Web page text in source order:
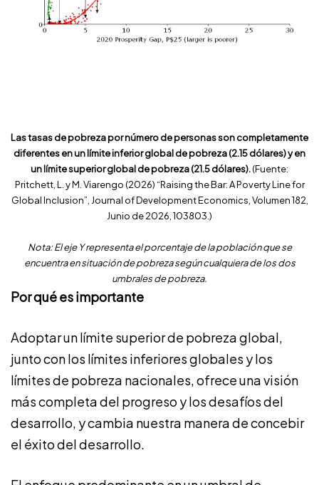
Las tasas de pobreza por número de personas son completamente
diferentes en un límite inferior global de pobreza (2.15 dólares) y en
un límite superior global de pobreza (21.5 dólares).(Fuente:
Pritchett, L. y M. Viarengo (2026) “Raising the Bar: A Poverty Line for
Global Inclusion”, Journal of Development Economics, Volumen 182,
Junio de 2026, 103803.)
Nota: El eje Y representa el porcentaje de la población que se
encuentra en situación de pobreza según cualquiera de los dos
umbrales de pobreza.
Por qué es importante
Adoptar un límite superior de pobreza global,
junto con los límites inferiores globales y los
límites de pobreza nacionales, ofrece una visión
más completa del progreso y los desafíos del
desarrollo, y cambia nuestra manera de concebir
el éxito del desarrollo.